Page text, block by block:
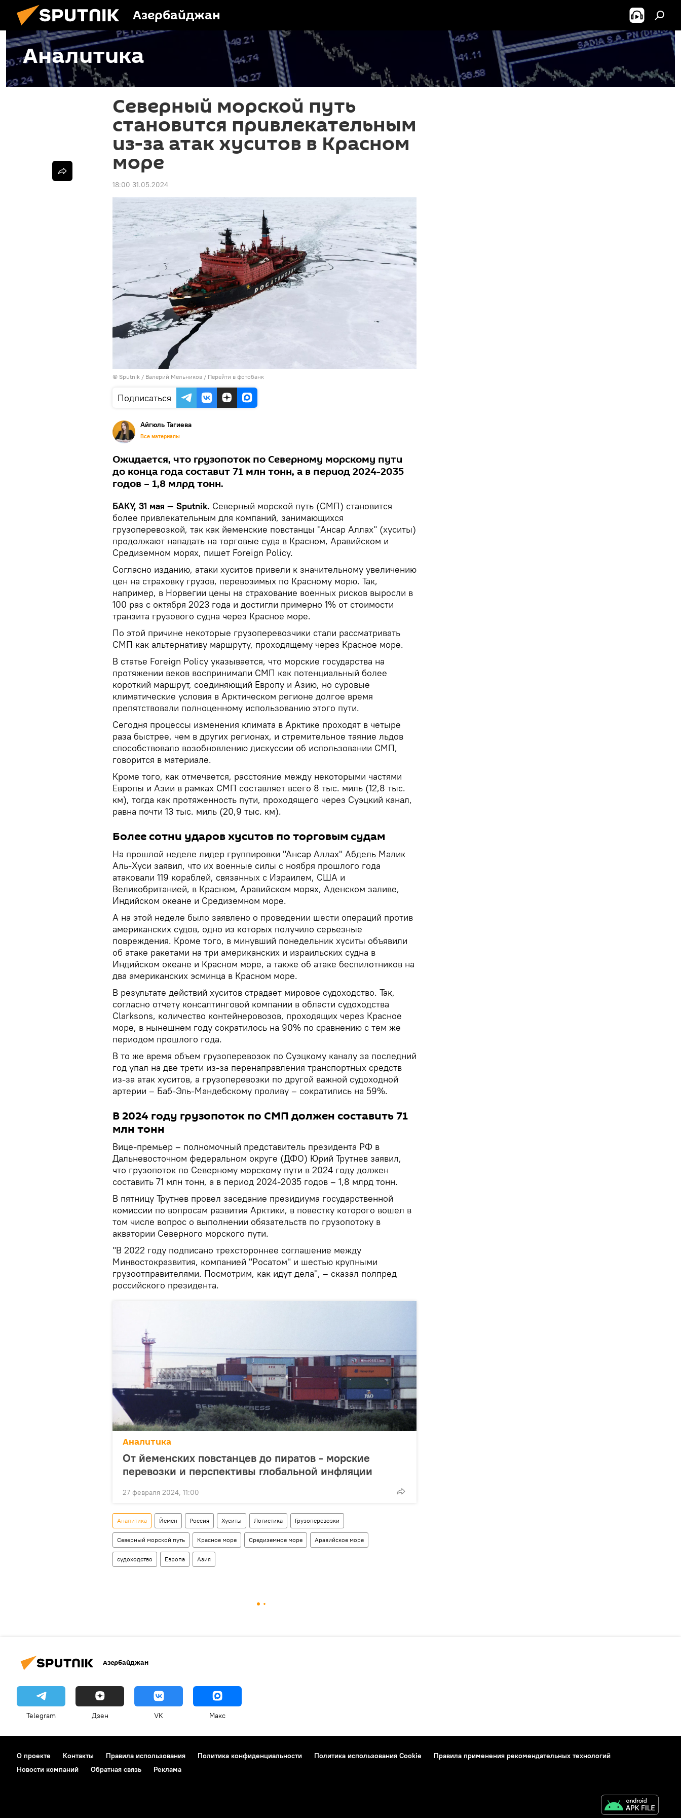
Азербайджан
Аналитика
Северный морской путь
становится привлекательным
из-за атак хуситов в Красном
море
18:00 31.05.2024
© Sputnik / Валерий Мельников / Перейти в фотобанк
Подписаться
Айгюль Тагиева
Все материалы
Ожидается, что грузопоток по Северному морскому пути
до конца года составит 71 млн тонн, а в период 2024-2035
годов – 1,8 млрд тонн.
БАКУ, 31 мая — Sputnik. Северный морской путь (СМП) становится
более привлекательным для компаний, занимающихся
грузоперевозкой, так как йеменские повстанцы "Ансар Аллах" (хуситы)
продолжают нападать на торговые суда в Красном, Аравийском и
Средиземном морях, пишет Foreign Policy.
Согласно изданию, атаки хуситов привели к значительному увеличению
цен на страховку грузов, перевозимых по Красному морю. Так,
например, в Норвегии цены на страхование военных рисков выросли в
100 раз с октября 2023 года и достигли примерно 1% от стоимости
транзита грузового судна через Красное море.
По этой причине некоторые грузоперевозчики стали рассматривать
СМП как альтернативу маршруту, проходящему через Красное море.
В статье Foreign Policy указывается, что морские государства на
протяжении веков воспринимали СМП как потенциальный более
короткий маршрут, соединяющий Европу и Азию, но суровые
климатические условия в Арктическом регионе долгое время
препятствовали полноценному использованию этого пути.
Сегодня процессы изменения климата в Арктике проходят в четыре
раза быстрее, чем в других регионах, и стремительное таяние льдов
способствовало возобновлению дискуссии об использовании СМП,
говорится в материале.
Кроме того, как отмечается, расстояние между некоторыми частями
Европы и Азии в рамках СМП составляет всего 8 тыс. миль (12,8 тыс.
км), тогда как протяженность пути, проходящего через Суэцкий канал,
равна почти 13 тыс. миль (20,9 тыс. км).
Более сотни ударов хуситов по торговым судам
На прошлой неделе лидер группировки "Ансар Аллах" Абдель Малик
Аль-Хуси заявил, что их военные силы с ноября прошлого года
атаковали 119 кораблей, связанных с Израилем, США и
Великобританией, в Красном, Аравийском морях, Аденском заливе,
Индийском океане и Средиземном море.
А на этой неделе было заявлено о проведении шести операций против
американских судов, одно из которых получило серьезные
повреждения. Кроме того, в минувший понедельник хуситы объявили
об атаке ракетами на три американских и израильских судна в
Индийском океане и Красном море, а также об атаке беспилотников на
два американских эсминца в Красном море.
В результате действий хуситов страдает мировое судоходство. Так,
согласно отчету консалтинговой компании в области судоходства
Clarksons, количество контейнеровозов, проходящих через Красное
море, в нынешнем году сократилось на 90% по сравнению с тем же
периодом прошлого года.
В то же время объем грузоперевозок по Суэцкому каналу за последний
год упал на две трети из-за перенаправления транспортных средств
из-за атак хуситов, а грузоперевозки по другой важной судоходной
артерии – Баб-Эль-Мандебскому проливу – сократились на 59%.
В 2024 году грузопоток по СМП должен составить 71
млн тонн
Вице-премьер – полномочный представитель президента РФ в
Дальневосточном федеральном округе (ДФО) Юрий Трутнев заявил,
что грузопоток по Северному морскому пути в 2024 году должен
составить 71 млн тонн, а в период 2024-2035 годов – 1,8 млрд тонн.
В пятницу Трутнев провел заседание президиума государственной
комиссии по вопросам развития Арктики, в повестку которого вошел в
том числе вопрос о выполнении обязательств по грузопотоку в
акватории Северного морского пути.
"В 2022 году подписано трехстороннее соглашение между
Минвостокразвития, компанией "Росатом" и шестью крупными
грузоотправителями. Посмотрим, как идут дела", – сказал полпред
российского президента.
Аналитика
От йеменских повстанцев до пиратов - морские
перевозки и перспективы глобальной инфляции
27 февраля 2024, 11:00
Аналитика Йемен Россия Хуситы Логистика Грузоперевозки
Северный морской путь Красное море Средиземное море Аравийское море
судоходство Европа Азия
Азербайджан
Telegram Дзен VK Макс
О проекте Контакты Правила использования Политика конфиденциальности Политика использования Cookie
Правила применения рекомендательных технологий
Новости компаний
Обратная связь Реклама